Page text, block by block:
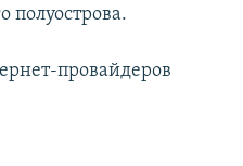
полуострова.
провайдеров